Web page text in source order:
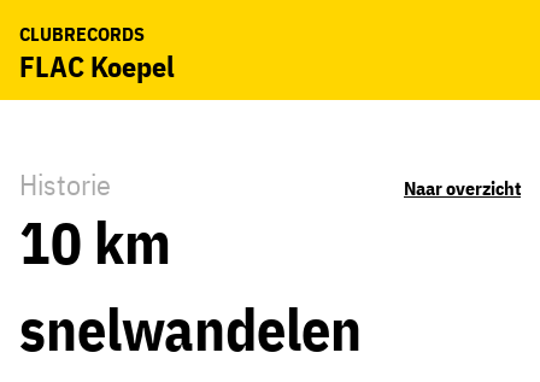
CLUBRECORDS
FLAC Koepel
Historie Naar overzicht
10 km
snelwandelen